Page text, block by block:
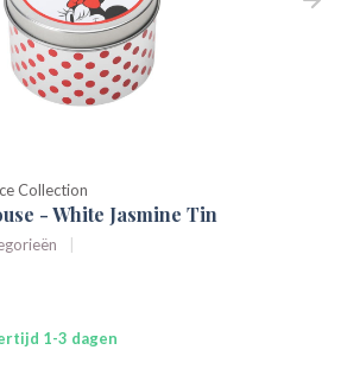
Collection
- White Jasmine Tin
1-3 dagen